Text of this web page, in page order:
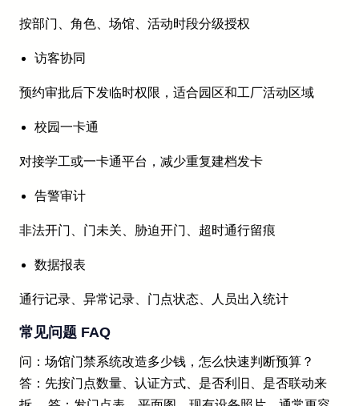
按部门、角色、场馆、活动时段分级授权
访客协同
预约审批后下发临时权限，适合园区和工厂活动区域
校园一卡通
对接学工或一卡通平台，减少重复建档发卡
告警审计
非法开门、门未关、胁迫开门、超时通行留痕
数据报表
通行记录、异常记录、门点状态、人员出入统计
常见问题 FAQ
问：场馆门禁系统改造多少钱，怎么快速判断预算？
答：先按门点数量、认证方式、是否利旧、是否联动来